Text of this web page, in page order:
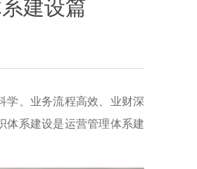
、业务流程高效、业财深
体系建设是运营管理体系建